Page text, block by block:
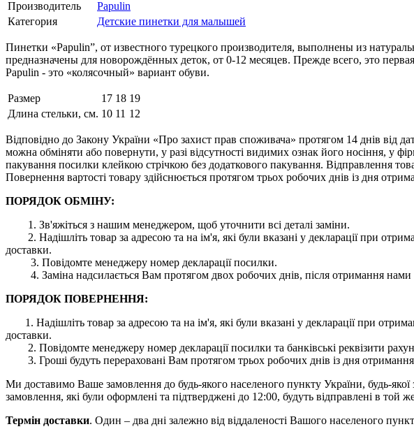
Производитель
Papulin
Категория
Детские пинетки для малышей
Пинетки «Papulin”, от известного турецкого производителя, выполнены из
предназначены для новорождённых деток, от 0-12 месяцев. Прежде всего, это
Papulin - это «колясочный» вариант обуви.
Размер 17 18 19
Длина стельки, см. 10 11 12
Відповідно до Закону України «Про захист прав споживача» протягом 14 днів від
можна обміняти або повернути, у разі відсутності видимих ​​ознак його носіння, у
пакування посилки клейкою стрічкою без додаткового пакування. Відправлення
Повернення вартості товару здійснюється протягом трьох робочих днів із дня
ПОРЯДОК ОБМІНУ:
1. Зв'яжіться з нашим менеджером, щоб уточнити всі деталі заміни.
2. Надішліть товар за адресою та на ім'я, які були вказані у декларації при
доставки.
3. Повідомте менеджеру номер декларації посилки.
4. Заміна надсилається Вам протягом двох робочих днів, після отримання нами
ПОРЯДОК ПОВЕРНЕННЯ:
1. Надішліть товар за адресою та на ім'я, які були вказані у декларації при
доставки.
2. Повідомте менеджеру номер декларації посилки та банківські реквізити
3. Гроші будуть перераховані Вам протягом трьох робочих днів із дня
Ми доставимо Ваше замовлення до будь-якого населеного пункту України, будь-
замовлення, які були оформлені та підтверджені до 12:00, будуть відправлені в той
Термін доставки. Один – два дні залежно від віддаленості Вашого населеного